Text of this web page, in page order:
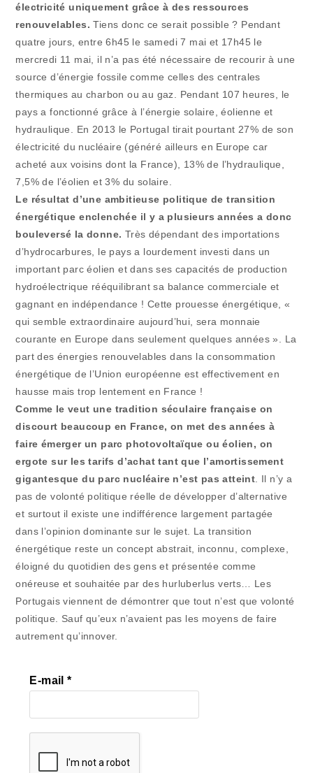
électricité uniquement grâce à des ressources
renouvelables. Tiens donc ce serait possible ? Pendant
quatre jours, entre 6h45 le samedi 7 mai et 17h45 le
mercredi 11 mai, il n’a pas été nécessaire de recourir à une
source d’énergie fossile comme celles des centrales
thermiques au charbon ou au gaz. Pendant 107 heures, le
pays a fonctionné grâce à l’énergie solaire, éolienne et
hydraulique. En 2013 le Portugal tirait pourtant 27% de son
électricité du nucléaire (généré ailleurs en Europe car
acheté aux voisins dont la France), 13% de l’hydraulique,
7,5% de l’éolien et 3% du solaire.
Le résultat d’une ambitieuse politique de transition
énergétique enclenchée il y a plusieurs années a donc
bouleversé la donne. Très dépendant des importations
d’hydrocarbures, le pays a lourdement investi dans un
important parc éolien et dans ses capacités de production
hydroélectrique rééquilibrant sa balance commerciale et
gagnant en indépendance ! Cette prouesse énergétique, «
qui semble extraordinaire aujourd’hui, sera monnaie
courante en Europe dans seulement quelques années ». La
part des énergies renouvelables dans la consommation
énergétique de l’Union européenne est effectivement en
hausse mais trop lentement en France !
Comme le veut une tradition séculaire française on
discourt beaucoup en France, on met des années à
faire émerger un parc photovoltaïque ou éolien, on
ergote sur les tarifs d’achat tant que l’amortissement
gigantesque du parc nucléaire n’est pas atteint . Il n’y a
pas de volonté politique réelle de développer d’alternative
et surtout il existe une indifférence largement partagée
dans l’opinion dominante sur le sujet. La transition
énergétique reste un concept abstrait, inconnu, complexe,
éloigné du quotidien des gens et présentée comme
onéreuse et souhaitée par des hurluberlus verts… Les
Portugais viennent de démontrer que tout n’est que volonté
politique. Sauf qu’eux n’avaient pas les moyens de faire
autrement qu’innover.
E-mail*